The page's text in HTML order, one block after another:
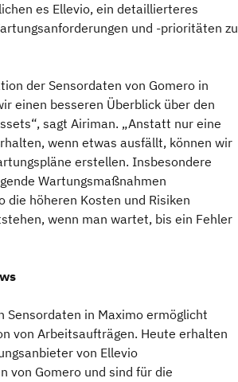
es Ellevio, ein detaillierteres
und -prioritäten zu
der Sensordaten von Gomero in
einen besseren Überblick über den
sagt Airiman. „Anstatt nur eine
wenn etwas ausfällt, können wir
erstellen. Insbesondere
Wartungsmaßnahmen
die höheren Kosten und Risiken
wenn man wartet, bis ein Fehler
Sensordaten in Maximo ermöglicht
von Arbeitsaufträgen. Heute erhalten
von Ellevio
von Gomero und sind für die